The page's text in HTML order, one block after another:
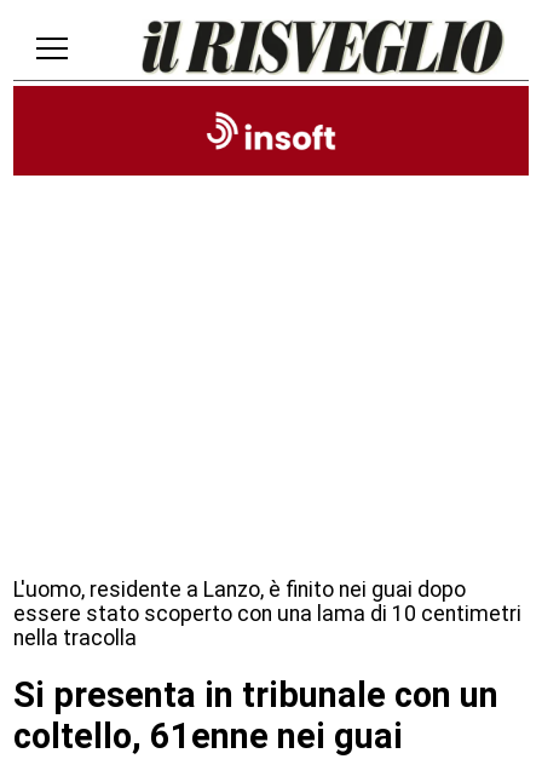
L'uomo, residente a Lanzo, è finito nei guai dopo
essere stato scoperto con una lama di 10 centimetri
nella tracolla
Si presenta in tribunale con un
coltello, 61enne nei guai